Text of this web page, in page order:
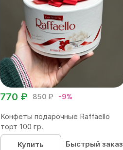
850 ₽ -9%
770 ₽
Конфеты подарочные Raffaello
торт 100 гр.
Купить
Быстрый заказ